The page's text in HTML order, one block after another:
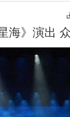
海》演出